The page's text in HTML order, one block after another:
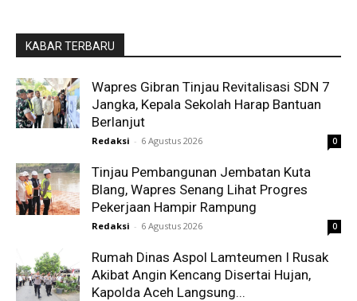
KABAR TERBARU
Wapres Gibran Tinjau Revitalisasi SDN 7
Jangka, Kepala Sekolah Harap Bantuan
Berlanjut
Redaksi - 6 Agustus 2026 0
Tinjau Pembangunan Jembatan Kuta
Blang, Wapres Senang Lihat Progres
Pekerjaan Hampir Rampung
Redaksi - 6 Agustus 2026 0
Rumah Dinas Aspol Lamteumen I Rusak
Akibat Angin Kencang Disertai Hujan,
Kapolda Aceh Langsung...